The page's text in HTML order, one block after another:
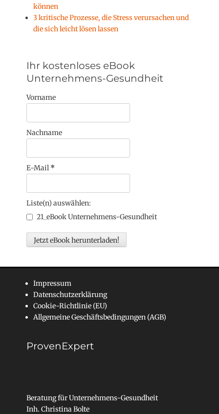
können
3 kritische Prozesse, die Stress verursachen und
die sich leicht lösen lassen
Ihr kostenloses eBook
Unternehmens-Gesundheit
Vorname
Nachname
E-Mail *
Liste(n) auswählen:
21_eBook Unternehmens-Gesundheit
Impressum
Datenschutzerklärung
Cookie-Richtlinie (EU)
Allgemeine Geschäftsbedingungen (AGB)
ProvenExpert
Beratung für Unternehmens-Gesundheit
Inh. Christina Bolte